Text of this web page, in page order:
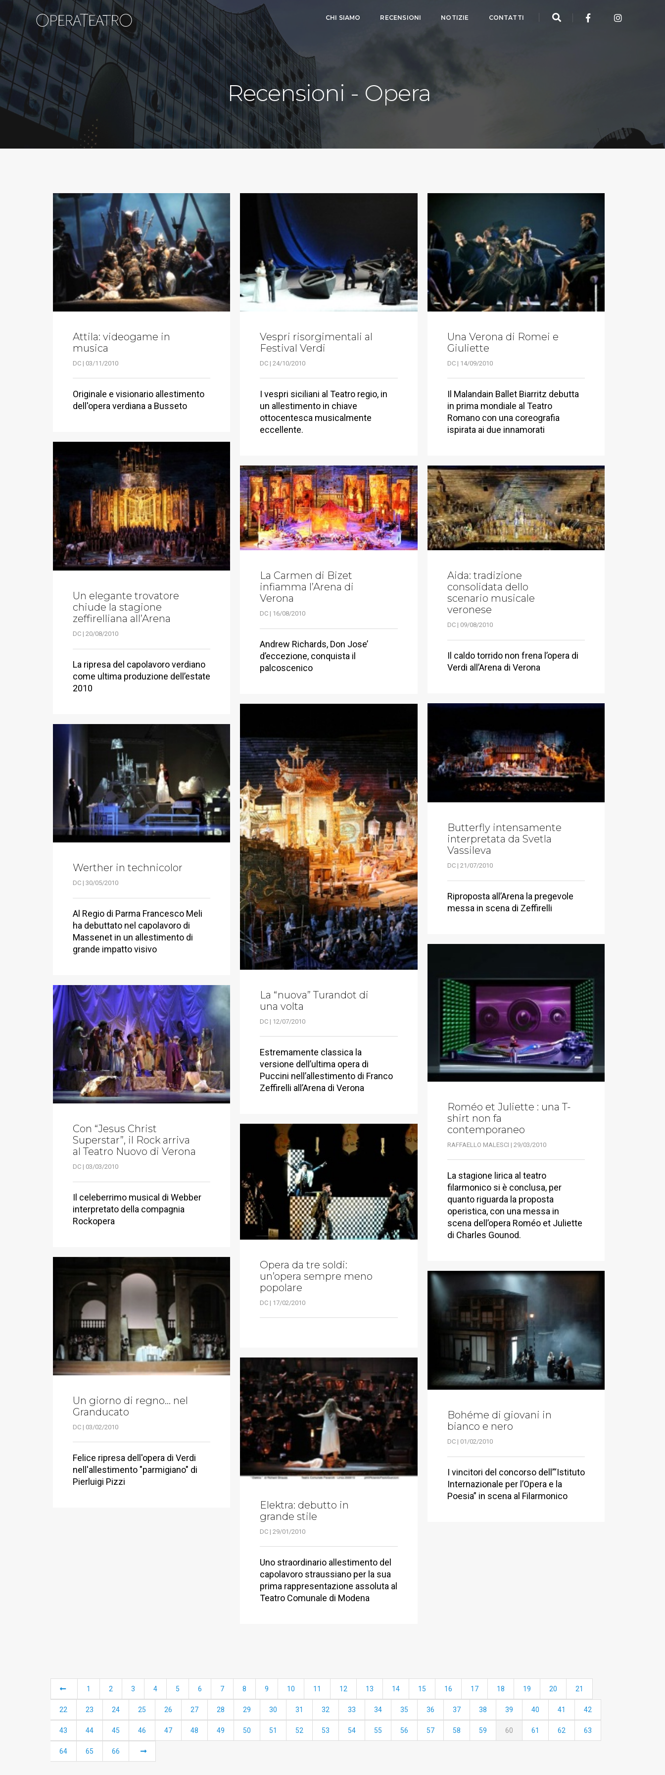
CHI SIAMO RECENSIONI NOTIZIE CONTATTI
Recensioni - Opera
Attila: videogame in
musica
DC | 03/11/2010
Originale e visionario allestimento
dell'opera verdiana a Busseto
Vespri risorgimentali al
Festival Verdi
DC | 24/10/2010
I vespri siciliani al Teatro regio, in
un allestimento in chiave
ottocentesca musicalmente
eccellente.
Una Verona di Romei e
Giuliette
DC | 14/09/2010
Il Malandain Ballet Biarritz debutta
in prima mondiale al Teatro
Romano con una coreografia
ispirata ai due innamorati
Un elegante trovatore
chiude la stagione
zeffirelliana all’Arena
DC | 20/08/2010
La ripresa del capolavoro verdiano
come ultima produzione dell’estate
2010
La Carmen di Bizet
infiamma l’Arena di
Verona
DC | 16/08/2010
Andrew Richards, Don Jose’
d’eccezione, conquista il
palcoscenico
Aida: tradizione
consolidata dello
scenario musicale
veronese
DC | 09/08/2010
Il caldo torrido non frena l’opera di
Verdi all’Arena di Verona
Butterfly intensamente
interpretata da Svetla
Vassileva
DC | 21/07/2010
Riproposta all’Arena la pregevole
messa in scena di Zeffirelli
La “nuova” Turandot di
una volta
DC | 12/07/2010
Estremamente classica la
versione dell’ultima opera di
Puccini nell’allestimento di Franco
Zeffirelli all’Arena di Verona
Werther in technicolor
DC | 30/05/2010
Al Regio di Parma Francesco Meli
ha debuttato nel capolavoro di
Massenet in un allestimento di
grande impatto visivo
Roméo et Juliette : una T-
shirt non fa
contemporaneo
RAFFAELLO MALESCI | 29/03/2010
La stagione lirica al teatro
filarmonico si è conclusa, per
quanto riguarda la proposta
operistica, con una messa in
scena dell’opera Roméo et Juliette
di Charles Gounod.
Con “Jesus Christ
Superstar”, il Rock arriva
al Teatro Nuovo di Verona
DC | 03/03/2010
Il celeberrimo musical di Webber
interpretato della compagnia
Rockopera
Opera da tre soldi:
un’opera sempre meno
popolare
DC | 17/02/2010
Un giorno di regno... nel
Granducato
DC | 03/02/2010
Felice ripresa dell'opera di Verdi
nell'allestimento "parmigiano" di
Pierluigi Pizzi
Bohéme di giovani in
bianco e nero
DC | 01/02/2010
I vincitori del concorso dell’“Istituto
Internazionale per l’Opera e la
Poesia” in scena al Filarmonico
Elektra: debutto in
grande stile
DC | 29/01/2010
Uno straordinario allestimento del
capolavoro straussiano per la sua
prima rappresentazione assoluta al
Teatro Comunale di Modena
1 2 3 4 5 6 7 8 9 10 11 12 13 14 15 16 17 18 19 20 21
22 23 24 25 26 27 28 29 30 31 32 33 34 35 36 37 38 39 40 41 42
43 44 45 46 47 48 49 50 51 52 53 54 55 56 57 58 59 60 61 62 63
64 65 66